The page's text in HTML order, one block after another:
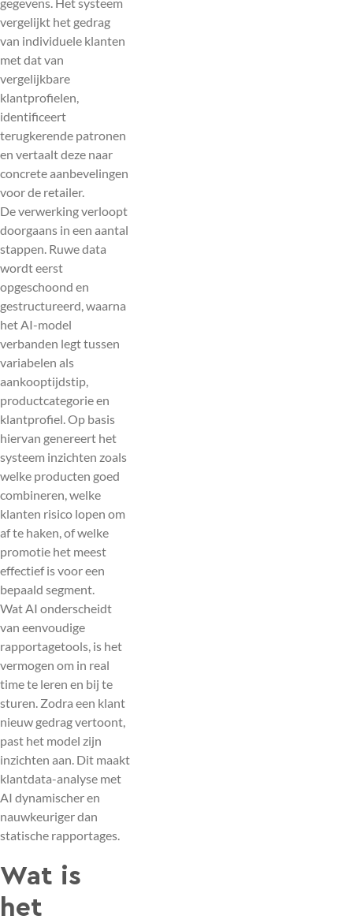
vergelijkt het gedrag
van individuele klanten
met dat van
vergelijkbare
klantprofielen,
identificeert
terugkerende patronen
en vertaalt deze naar
concrete aanbevelingen
voor de retailer.
De verwerking verloopt
doorgaans in een aantal
stappen. Ruwe data
wordt eerst
opgeschoond en
gestructureerd, waarna
het AI-model
verbanden legt tussen
variabelen als
aankooptijdstip,
productcategorie en
klantprofiel. Op basis
hiervan genereert het
systeem inzichten zoals
welke producten goed
combineren, welke
klanten risico lopen om
af te haken, of welke
promotie het meest
effectief is voor een
bepaald segment.
Wat AI onderscheidt
van eenvoudige
rapportagetools, is het
vermogen om in real
time te leren en bij te
sturen. Zodra een klant
nieuw gedrag vertoont,
past het model zijn
inzichten aan. Dit maakt
klantdata-analyse met
AI dynamischer en
nauwkeuriger dan
statische rapportages.
Wat is
het